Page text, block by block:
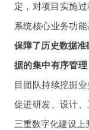
定，对项目实施
系统核心业务功
保障了历史数据
据的集中有序管
目团队持续挖掘
促进研发、设计
三重数字化建设上